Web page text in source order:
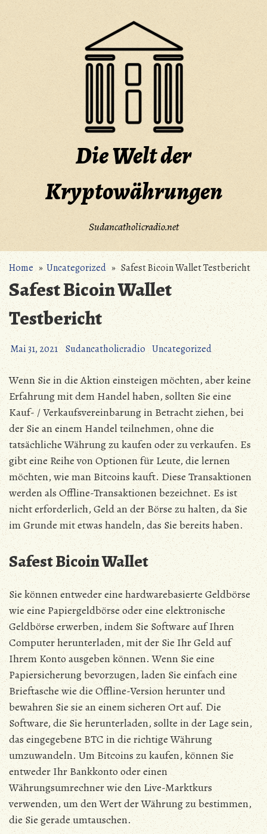
to
Die Welt der
Kryptowährungen
Sudancatholicradio.net
Home»Uncategorized» Safest Bicoin Wallet Testbericht
Safest Bicoin Wallet
Testbericht
Mai 31, 2021 Sudancatholicradio Uncategorized
Wenn Sie in die Aktion einsteigen möchten, aber keine
Erfahrung mit dem Handel haben, sollten Sie eine
Kauf- / Verkaufsvereinbarung in Betracht ziehen, bei
der Sie an einem Handel teilnehmen, ohne die
tatsächliche Währung zu kaufen oder zu verkaufen. Es
gibt eine Reihe von Optionen für Leute, die lernen
möchten, wie man Bitcoins kauft. Diese Transaktionen
werden als Offline-Transaktionen bezeichnet. Es ist
nicht erforderlich, Geld an der Börse zu halten, da Sie
im Grunde mit etwas handeln, das Sie bereits haben.
Safest Bicoin Wallet
Sie können entweder eine hardwarebasierte Geldbörse
wie eine Papiergeldbörse oder eine elektronische
Geldbörse erwerben, indem Sie Software auf Ihren
Computer herunterladen, mit der Sie Ihr Geld auf
Ihrem Konto ausgeben können. Wenn Sie eine
Papiersicherung bevorzugen, laden Sie einfach eine
Brieftasche wie die Offline-Version herunter und
bewahren Sie sie an einem sicheren Ort auf. Die
Software, die Sie herunterladen, sollte in der Lage sein,
das eingegebene BTC in die richtige Währung
umzuwandeln. Um Bitcoins zu kaufen, können Sie
entweder Ihr Bankkonto oder einen
Währungsumrechner wie den Live-Marktkurs
verwenden, um den Wert der Währung zu bestimmen,
die Sie gerade umtauschen.